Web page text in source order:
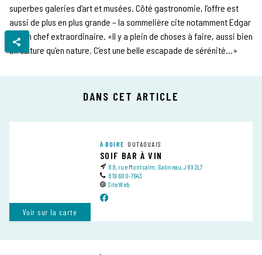
superbes galeries d’art et musées. Côté gastronomie, l’offre est
aussi de plus en plus grande – la sommelière cite notamment Edgar
et son chef extraordinaire. «Il y a plein de choses à faire, aussi bien
en culture qu’en nature. C’est une belle escapade de sérénité…»
DANS CET ARTICLE
Voir sur la carte
À BOIRE OUTAOUAIS
SOIF BAR À VIN
88, rue Montcalm, Gatineau, J8X 2L7
819 600-7643
Site Web